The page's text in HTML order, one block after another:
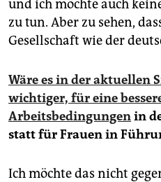
und ich möchte auch
zu tun. Aber zu sehen,
Gesellschaft wie der
Wäre es in der aktuellen
wichtiger, für eine
Arbeitsbedingungenin
statt für Frauen in
Ich möchte das nicht